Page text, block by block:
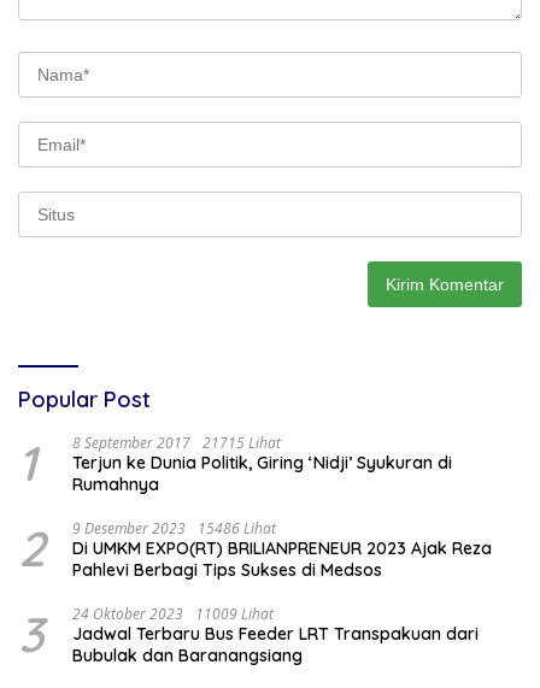
Popular Post
1 8 September 2017 21715 Lihat
Terjun ke Dunia Politik, Giring ‘Nidji’ Syukuran di
Rumahnya
2 9 Desember 2023 15486 Lihat
Di UMKM EXPO(RT) BRILIANPRENEUR 2023 Ajak Reza
Pahlevi Berbagi Tips Sukses di Medsos
3 24 Oktober 2023 11009 Lihat
Jadwal Terbaru Bus Feeder LRT Transpakuan dari
Bubulak dan Baranangsiang